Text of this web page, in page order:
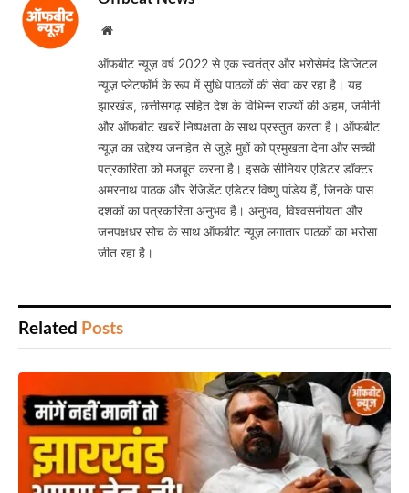
Website
ऑफबीट न्यूज़ वर्ष 2022 से एक स्वतंत्र और भरोसेमंद डिजिटल
न्यूज़ प्लेटफॉर्म के रूप में सुधि पाठकों की सेवा कर रहा है। यह
झारखंड, छत्तीसगढ़ सहित देश के विभिन्न राज्यों की अहम, जमीनी
और ऑफबीट खबरें निष्पक्षता के साथ प्रस्तुत करता है। ऑफबीट
न्यूज़ का उद्देश्य जनहित से जुड़े मुद्दों को प्रमुखता देना और सच्ची
पत्रकारिता को मजबूत करना है। इसके सीनियर एडिटर डॉक्टर
अमरनाथ पाठक और रेजिडेंट एडिटर विष्णु पांडेय हैं, जिनके पास
दशकों का पत्रकारिता अनुभव है। अनुभव, विश्वसनीयता और
जनपक्षधर सोच के साथ ऑफबीट न्यूज़ लगातार पाठकों का भरोसा
जीत रहा है।
Related Posts